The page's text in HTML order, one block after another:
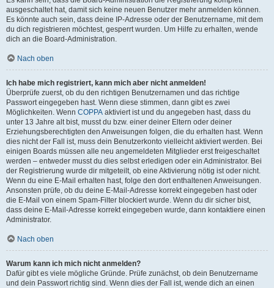
ausgeschaltet hat, damit sich keine neuen Benutzer mehr anmelden können.
Es könnte auch sein, dass deine IP-Adresse oder der Benutzername, mit dem
du dich registrieren möchtest, gesperrt wurden. Um Hilfe zu erhalten, wende
dich an die Board-Administration.
Nach oben
Ich habe mich registriert, kann mich aber nicht anmelden!
Überprüfe zuerst, ob du den richtigen Benutzernamen und das richtige
Passwort eingegeben hast. Wenn diese stimmen, dann gibt es zwei
Möglichkeiten. Wenn COPPA aktiviert ist und du angegeben hast, dass du
unter 13 Jahre alt bist, musst du bzw. einer deiner Eltern oder deiner
Erziehungsberechtigten den Anweisungen folgen, die du erhalten hast. Wenn
dies nicht der Fall ist, muss dein Benutzerkonto vielleicht aktiviert werden. Bei
einigen Boards müssen alle neu angemeldeten Mitglieder erst freigeschaltet
werden – entweder musst du dies selbst erledigen oder ein Administrator. Bei
der Registrierung wurde dir mitgeteilt, ob eine Aktivierung nötig ist oder nicht.
Wenn du eine E-Mail erhalten hast, folge den dort enthaltenen Anweisungen.
Ansonsten prüfe, ob du deine E-Mail-Adresse korrekt eingegeben hast oder
die E-Mail von einem Spam-Filter blockiert wurde. Wenn du dir sicher bist,
dass deine E-Mail-Adresse korrekt eingegeben wurde, dann kontaktiere einen
Administrator.
Nach oben
Warum kann ich mich nicht anmelden?
Dafür gibt es viele mögliche Gründe. Prüfe zunächst, ob dein Benutzername
und dein Passwort richtig sind. Wenn dies der Fall ist, wende dich an einen